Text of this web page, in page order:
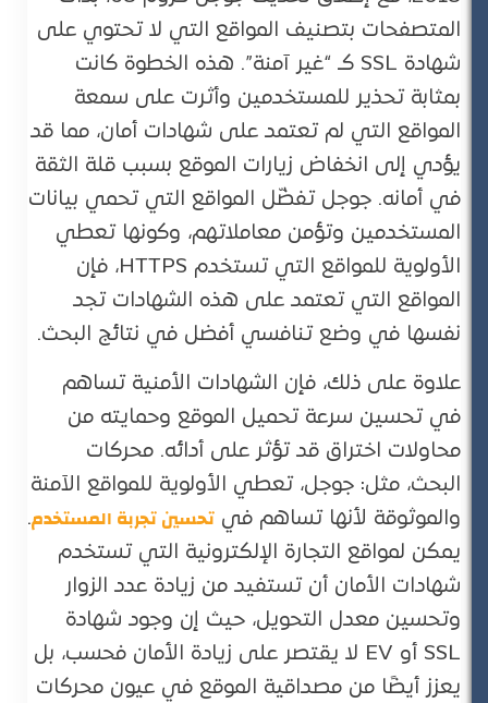
المتصفحات بتصنيف المواقع التي لا تحتوي على
شهادة SSL كـ “غير آمنة”. هذه الخطوة كانت
بمثابة تحذير للمستخدمين وأثرت على سمعة
المواقع التي لم تعتمد على شهادات أمان، مما قد
يؤدي إلى انخفاض زيارات الموقع بسبب قلة الثقة
في أمانه. جوجل تفضّل المواقع التي تحمي بيانات
المستخدمين وتؤمن معاملاتهم، وكونها تعطي
الأولوية للمواقع التي تستخدم HTTPS، فإن
المواقع التي تعتمد على هذه الشهادات تجد
نفسها في وضع تنافسي أفضل في نتائج البحث.
علاوة على ذلك، فإن الشهادات الأمنية تساهم
في تحسين سرعة تحميل الموقع وحمايته من
محاولات اختراق قد تؤثر على أدائه. محركات
البحث، مثل: جوجل، تعطي الأولوية للمواقع الآمنة
والموثوقة لأنها تساهم فيتحسين تجربة المستخدم.
يمكن لمواقع التجارة الإلكترونية التي تستخدم
شهادات الأمان أن تستفيد من زيادة عدد الزوار
وتحسين معدل التحويل، حيث إن وجود شهادة
SSL أو EV لا يقتصر على زيادة الأمان فحسب، بل
يعزز أيضًا من مصداقية الموقع في عيون محركات